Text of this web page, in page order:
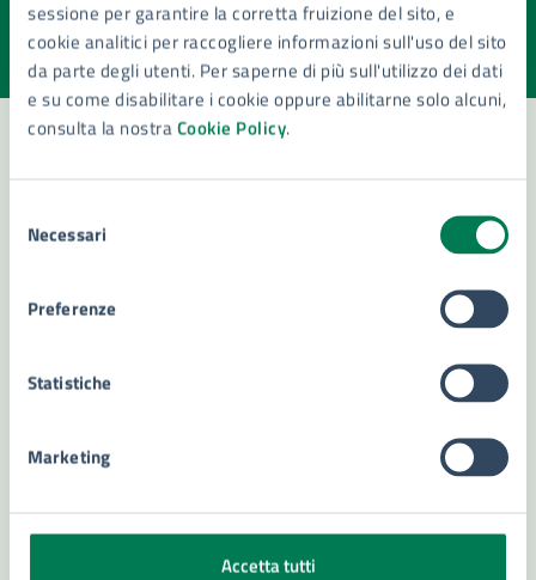
sessione per garantire la corretta fruizione del sito, e
cookie analitici per raccogliere informazioni sull'uso del sito
da parte degli utenti. Per saperne di più sull'utilizzo dei dati
e su come disabilitare i cookie oppure abilitarne solo alcuni,
consulta la nostraCookie Policy.
delNecessari
Preferenze
Statistiche
Marketing
Accetta tutti
Valuta la chiarezza delle informazioni (da 1 a 5 stelle)
Seleziona il numero di stelle per valutare la chiarezza delle
Valuta 5 stelle su 5
Valuta 4 stelle su 5
Valuta 3 stelle su 5
Valuta 2 stelle su 5
Valuta 1 stelle su 5
Leggi le domande frequenti
Richiedi assistenza
Prenota appuntamento
Problemi in città